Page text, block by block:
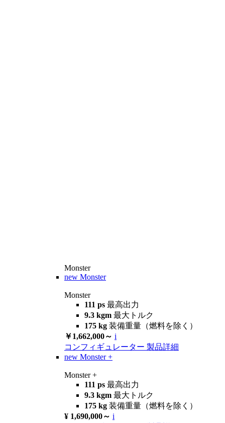
Monster
new Monster
Monster
111 ps 最高出力
9.3 kgm 最大トルク
175 kg 装備重量（燃料を除く）
￥1,662,000～ i
コンフィギュレーター 製品詳細
new Monster +
Monster +
111 ps 最高出力
9.3 kgm 最大トルク
175 kg 装備重量（燃料を除く）
¥ 1,690,000～ i